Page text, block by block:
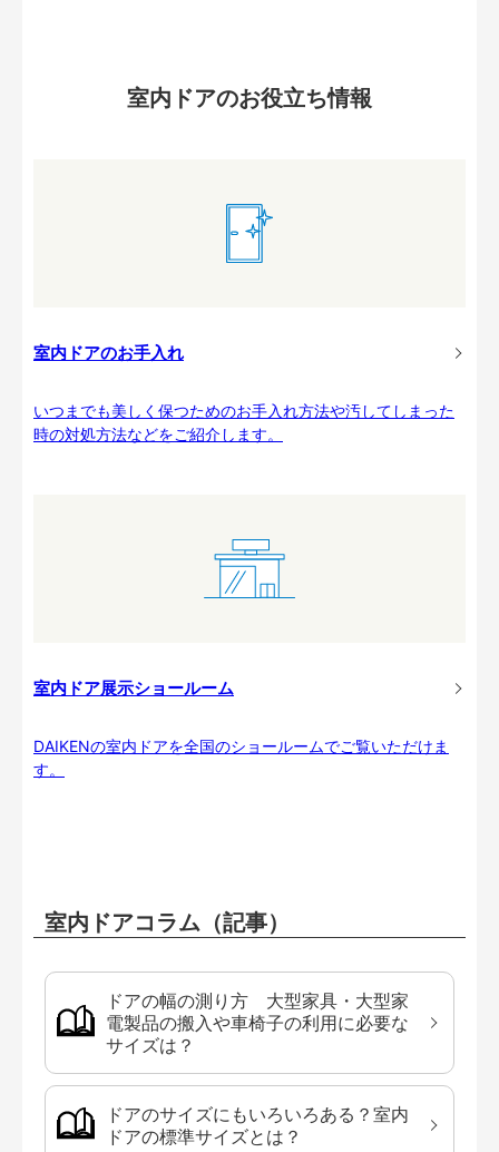
室内ドアのお役立ち情報
室内ドアのお手入れ
いつまでも美しく保つためのお手入れ方法や汚してしまった
時の対処方法などをご紹介します。
室内ドア展示ショールーム
DAIKENの室内ドアを全国のショールームでご覧いただけま
す。
室内ドアコラム（記事）
ドアの幅の測り方 大型家具・大型家
電製品の搬入や車椅子の利用に必要な
サイズは？
ドアのサイズにもいろいろある？室内
ドアの標準サイズとは？